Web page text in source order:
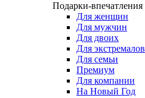
Подарки-впечатления
Для женщин
Для мужчин
Для двоих
Для экстремалов
Для семьи
Премиум
Для компании
На Новый Год